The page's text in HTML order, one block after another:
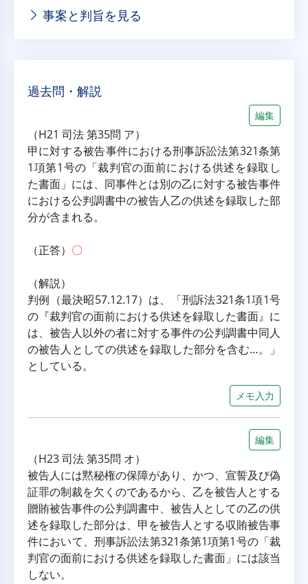
事案と判旨を見る
過去問・解説
編集
（H21 司法 第35問 ア）
甲に対する被告事件における刑事訴訟法第321条第
1項第1号の「裁判官の面前における供述を録取し
た書面」には、同事件とは別の乙に対する被告事件
における公判調書中の被告人乙の供述を録取した部
分が含まれる。
（正答） 〇
（解説）
判例（最決昭57.12.17）は、「刑訴法321条1項1号
の『裁判官の面前における供述を録取した書面』に
は、被告人以外の者に対する事件の公判調書中同人
の被告人としての供述を録取した部分を含む…。」
としている。
メモ入力
編集
（H23 司法 第35問 オ）
被告人には黙秘権の保障があり、かつ、宣誓及び偽
証罪の制裁を欠くのであるから、乙を被告人とする
贈賄被告事件の公判調書中、被告人としての乙の供
述を録取した部分は、甲を被告人とする収賄被告事
件において、刑事訴訟法第321条第1項第1号の「裁
判官の面前における供述を録取した書面」には該当
しない。